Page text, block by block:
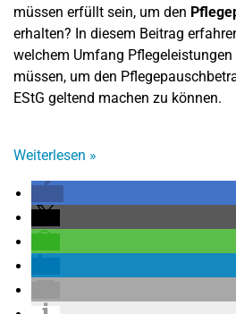
müssen erfüllt sein, um den
erhalten? In diesem Beitrag
welchem Umfang Pflegeleistungen
müssen, um den
EStG geltend machen zu können.
Weiterlesen »